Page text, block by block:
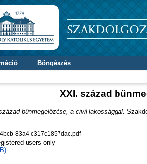
Böngészés
XXI. század
bűnmegelőzése, a civil lakossággal.
83a4-c317c1857dac.pdf
users only